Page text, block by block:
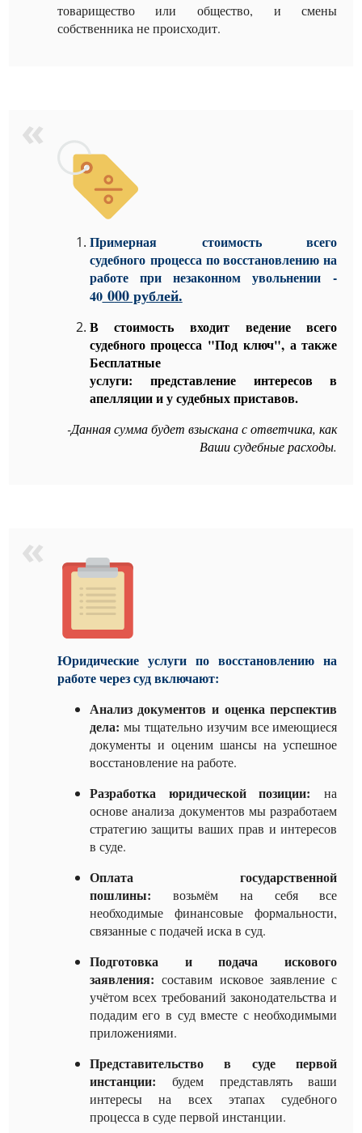
товарищество или общество, и смены
собственника не происходит.
Примерная стоимость всего
судебного процесса по восстановлению на
работе при незаконном увольнении-
40000 рублей.
В стоимость входит ведение всего
судебного процесса "Под ключ", а также
Бесплатные
услуги: представление интересов в
апелляции и у судебных приставов.
-Данная сумма будет взыскана с ответчика, как
Ваши судебные расходы.
Юридические услуги по восстановлению на
работе через суд включают:
Анализ документов и оценка перспектив
дела: мы тщательно изучим все имеющиеся
документы и оценим шансы на успешное
восстановление на работе.
Разработка юридической позиции: на
основе анализа документов мы разработаем
стратегию защиты ваших прав и интересов
в суде.
Оплата государственной
пошлины: возьмём на себя все
необходимые финансовые формальности,
связанные с подачей иска в суд.
Подготовка и подача искового
заявления: составим исковое заявление с
учётом всех требований законодательства и
подадим его в суд вместе с необходимыми
приложениями.
Представительство в суде первой
инстанции: будем представлять ваши
интересы на всех этапах судебного
процесса в суде первой инстанции.